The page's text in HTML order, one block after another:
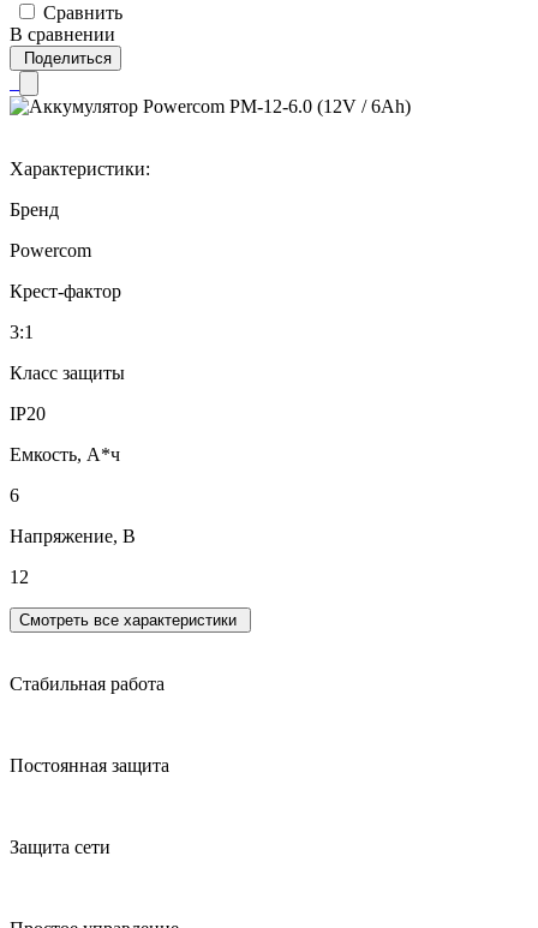
Сравнить
В сравнении
Поделиться
Характеристики:
Бренд
Powercom
Крест-фактор
3:1
Класс защиты
IP20
Емкость, А*ч
6
Напряжение, В
12
Смотреть все характеристики
Стабильная работа
Постоянная защита
Защита сети